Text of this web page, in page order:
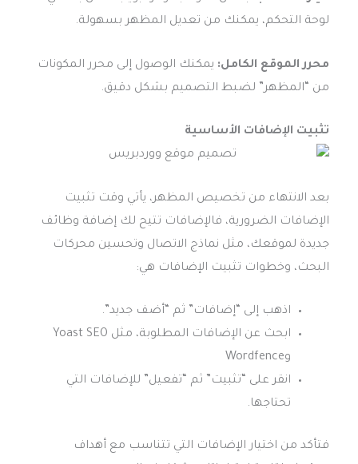
لوحة التحكم، يمكنك من تعديل المظهر بسهولة.
محرر الموقع الكامل: يمكنك الوصول إلى محرر المكونات
من “المظهر” لضبط التصميم بشكل دقيق.
تثبيت الإضافات الأساسية
بعد الانتهاء من تخصيص المظهر، يأتي وقت تثبيت
الإضافات الضرورية، فالإضافات تتيح لك إضافة وظائف
جديدة لموقعك، مثل نماذج الاتصال وتحسين محركات
البحث، وخطوات تثبيت الإضافات هي:
اذهب إلى “إضافات” ثم “أضف جديد”.
ابحث عن الإضافات المطلوبة، مثل Yoast SEO
وWordfence
انقر على “تثبيت” ثم “تفعيل” للإضافات التي
تحتاجها.
فتأكد من اختيار الإضافات التي تتناسب مع أهداف